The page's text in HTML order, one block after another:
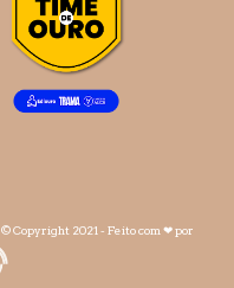
© Copyright 2021 - Feito com ❤por